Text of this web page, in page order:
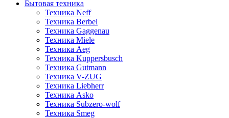
Бытовая техника
Техника Neff
Техника Berbel
Техника Gaggenau
Техника Miele
Техника Aeg
Техника Kuppersbusch
Техника Gutmann
Техника V-ZUG
Техника Liebherr
Техника Asko
Техника Subzero-wolf
Техника Smeg